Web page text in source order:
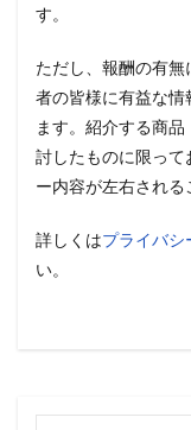
す。
ただし、報酬の有
者の皆様に有益な
ます。紹介する商
討したものに限って
ー内容が左右される
詳しくはプライバシ
い。